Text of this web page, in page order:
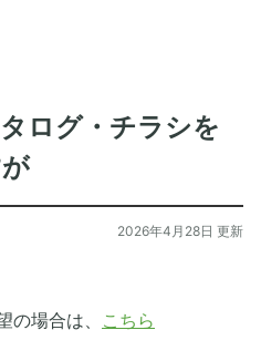
ログ・チラシを
2026年4月28日 更新
の場合は、 こちら